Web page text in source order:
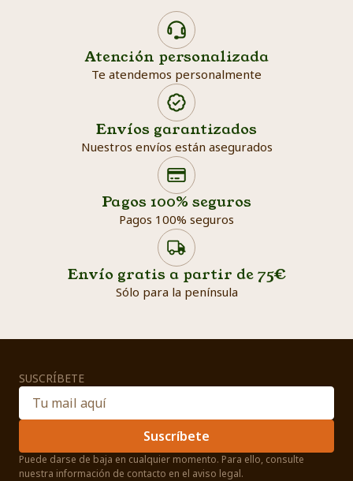
Atención personalizada
Te atendemos personalmente
Envíos garantizados
Nuestros envíos están asegurados
Pagos 100% seguros
Pagos 100% seguros
Envío gratis a partir de 75€
Sólo para la península
Search products
SUSCRÍBETE
Suscríbete
Puede darse de baja en cualquier momento. Para ello, consulte
nuestra información de contacto en el aviso legal.